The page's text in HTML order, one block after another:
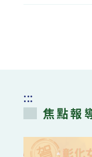
員
團
體
保
:::
焦點報